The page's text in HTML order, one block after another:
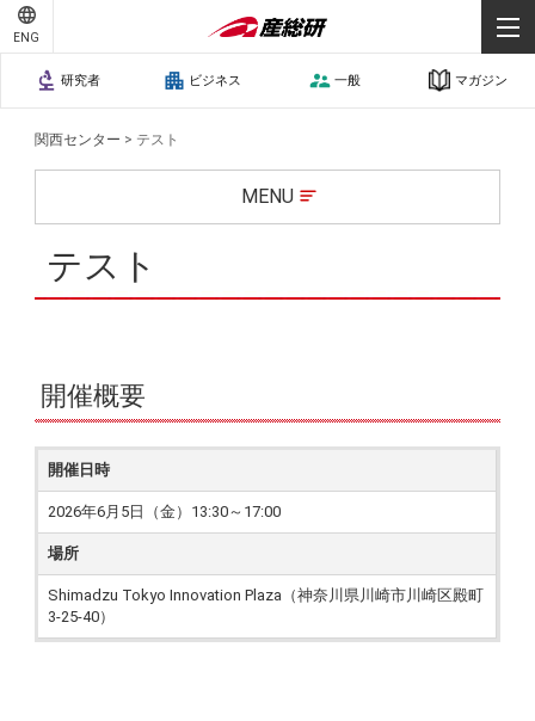
ENG
研究者 ビジネス 一般 マガジン
お問い合わせ
サイトマップ
個人情報保護
関西センター > テスト
MENU
テスト
開催概要
開催日時
2026年6月5日（金）13:30～17:00
場所
Shimadzu Tokyo Innovation Plaza（神奈川県川崎市川崎区殿町
3-25-40）